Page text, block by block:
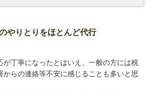
やりとりをほとんど代行
丁寧になったとはいえ、一般の方には税
からの連絡等不安に感じることも多いと思